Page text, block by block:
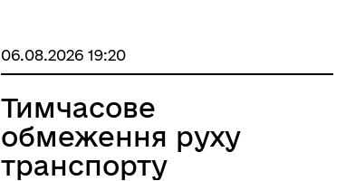
06.08.2026 19:20
Тимчасове
обмеження руху
транспорту